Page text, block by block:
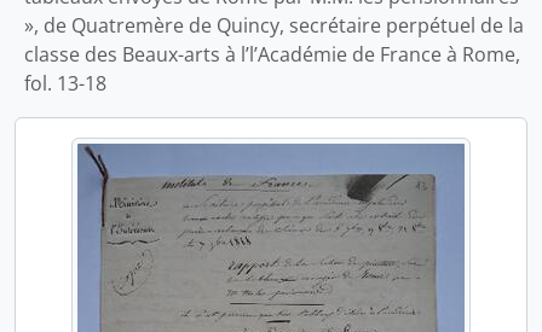
», de Quatremère de Quincy, secrétaire perpétuel de la
classe des Beaux-arts à l’l’Académie de France à Rome,
fol. 13-18